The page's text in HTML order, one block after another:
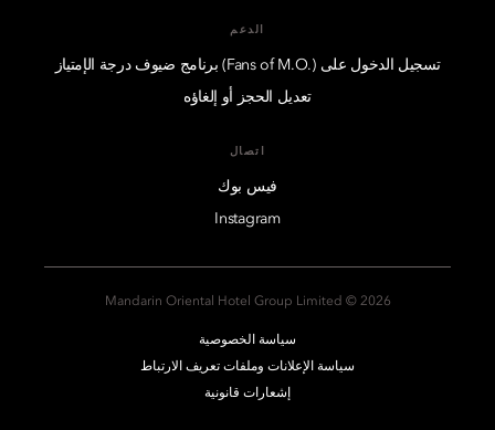
الدعم
تسجيل الدخول على (.Fans of M.O) برنامج ضيوف درجة الإمتياز
تعديل الحجز أو إلغاؤه
اتصال
فيس بوك
Instagram
2026 © Mandarin Oriental Hotel Group Limited
سياسة الخصوصية
سياسة الإعلانات وملفات تعريف الارتباط
إشعارات قانونية